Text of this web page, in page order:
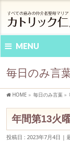
MENU
毎日のみ言
HOME » 毎日のみ言葉 »
年間第13火
投稿日 : 2023年7月4日